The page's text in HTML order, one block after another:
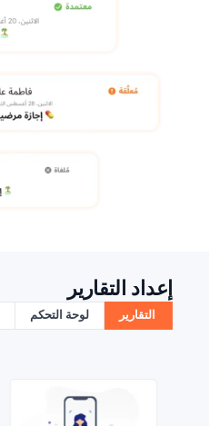
إعداد التقارير
التقارير لوحة التحكم